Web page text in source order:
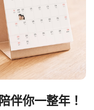
伴你一整年！